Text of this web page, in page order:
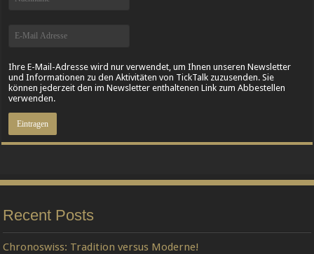
Ihre E-Mail-Adresse wird nur verwendet, um Ihnen unseren Newsletter
und Informationen zu den Aktivitäten von TickTalk zuzusenden. Sie
können jederzeit den im Newsletter enthaltenen Link zum Abbestellen
verwenden.
Recent Posts
Chronoswiss: Tradition versus Moderne!